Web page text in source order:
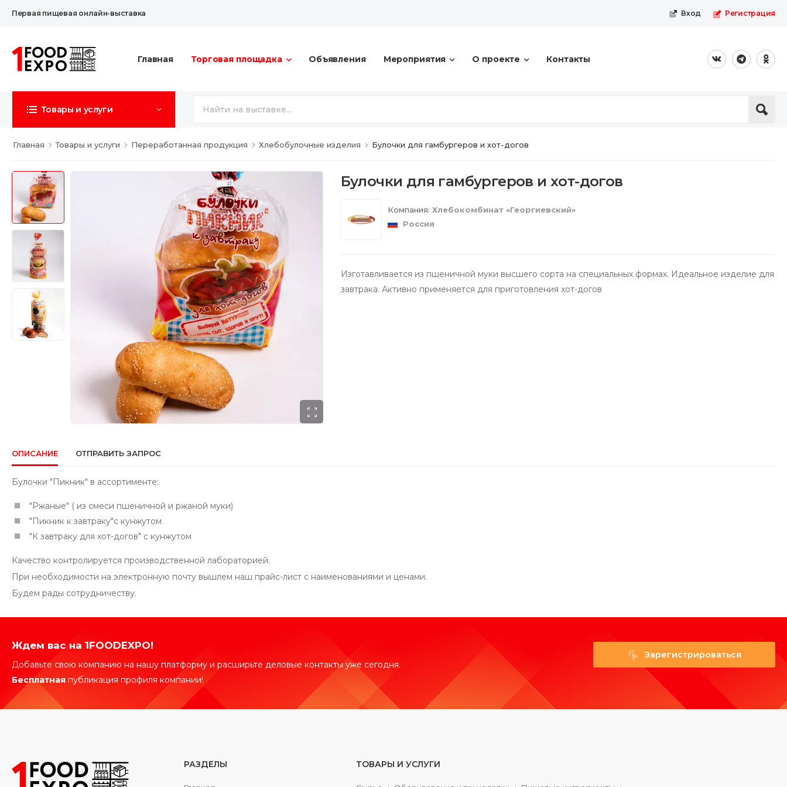
Первая пищевая онлайн-выставка Вход Регистрация
Главная Торговая площадка Объявления Мероприятия О проекте Контакты
Товары и услуги
Главная Товары и услуги Переработанная продукция Хлебобулочные изделия Булочки для гамбургеров и хот-догов
Булочки для гамбургеров и хот-догов
Компания: Хлебокомбинат «Георгиевский»
Россия
Изготавливается из пшеничной муки высшего сорта на специальных формах. Идеальное изделие для
завтрака. Активно применяется для приготовления хот-догов
ОПИСАНИЕ ОТПРАВИТЬ ЗАПРОС
Булочки "Пикник" в ассортименте:
"Ржаные" ( из смеси пшеничной и ржаной муки)
"Пикник к завтраку"с кунжутом
"К завтраку для хот-догов" с кунжутом
Качество контролируется производственной лабораторией.
При необходимости на электронную почту вышлем наш прайс-лист с наименованиями и ценами.
Будем рады сотрудничеству.
Ждем вас на 1FOODEXPO!
Добавьте свою компанию на нашу платформу и расширьте деловые контакты уже сегодня.
Бесплатная публикация профиля компании!
Зарегистрироваться
РАЗДЕЛЫ ТОВАРЫ И УСЛУГИ